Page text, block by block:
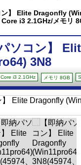
ン】 Elite Dragonfly
i3 2.1GHz/メモリ
ソコン】
3N8
i3 2.1GHz メモリ 8GB